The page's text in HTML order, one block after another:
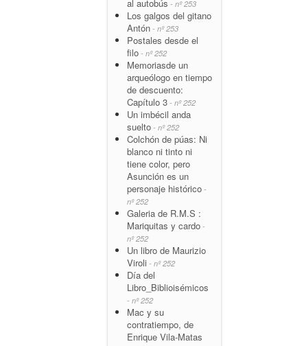
al autobús - nº 253
Los galgos del gitano
Antón - nº 253
Postales desde el
filo - nº 252
Memoriasde un
arqueólogo en tiempo
de descuento:
Capítulo 3 - nº 252
Un imbécil anda
suelto - nº 252
Colchón de púas: Ni
blanco ni tinto ni
tiene color, pero
Asunción es un
personaje histórico -
nº 252
Galeria de R.M.S :
Mariquitas y cardo -
nº 252
Un libro de Maurizio
Viroli - nº 252
Día del
Libro_Biblioisémicos
- nº 252
Mac y su
contratiempo, de
Enrique Vila-Matas